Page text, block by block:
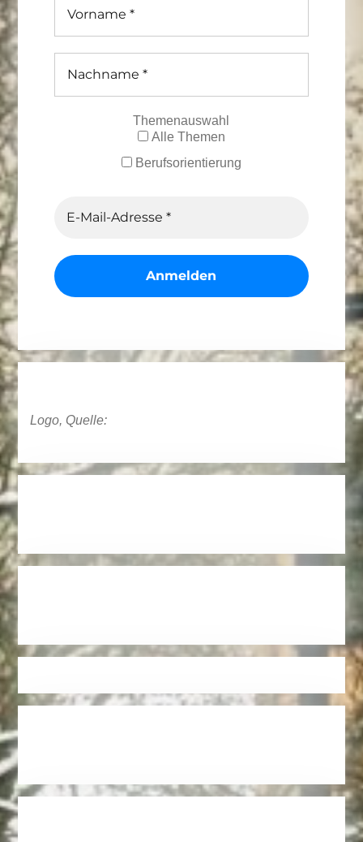
Themenauswahl
Alle Themen
Berufsorientierung
Logo, Quelle: